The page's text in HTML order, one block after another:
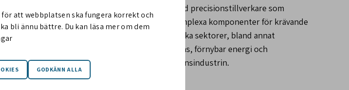
att webbplatsen ska fungera korrekt och
bli ännu bättre. Du kan läsa mer om dem
NE Engineering är en specialiserad precisionstillverkare som
grundades 2009. De tillverkar komplexa komponenter för krävande
miljöer till kunder inom en rad olika sektorer, bland annat
undervattenstelekom, olja och gas, förnybar energi och
avgasrening, samt flyg- och fordonsindustrin.